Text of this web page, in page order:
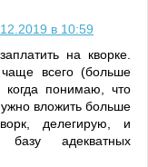
в 10:59
на кворке.
всего (больше
когда понимаю, что
вложить больше
делегирую, и
базу адекватных